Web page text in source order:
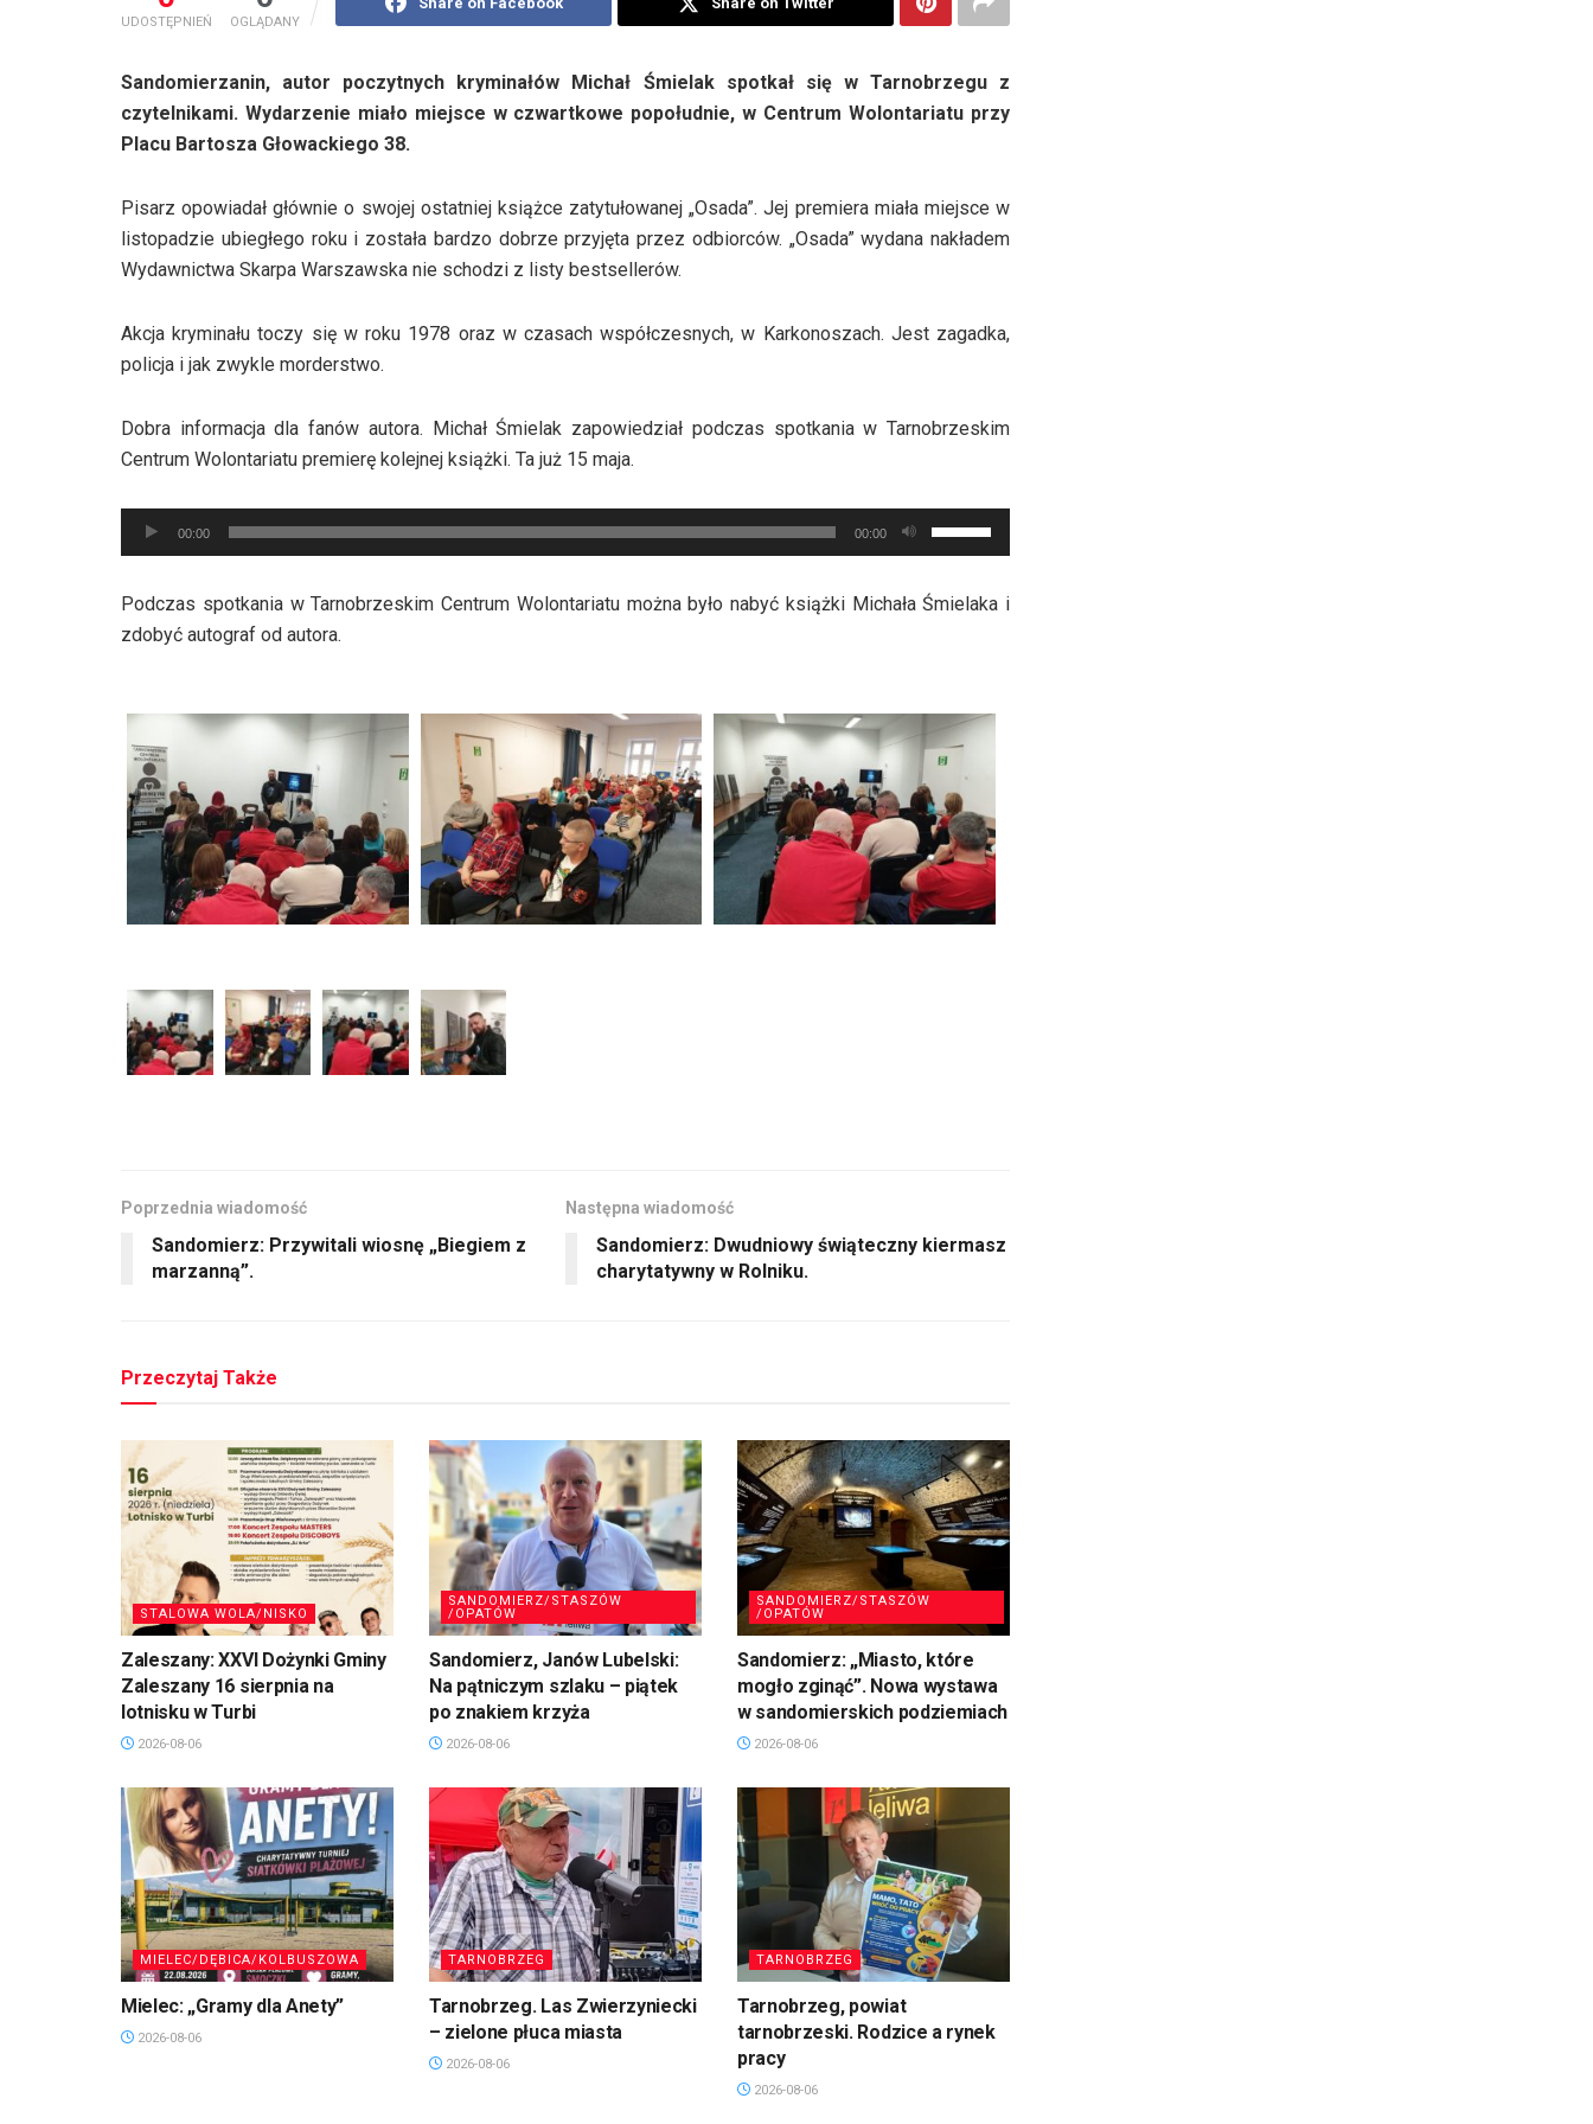
UDOSTĘPNIEŃ OGLĄDANY
Sandomierzanin, autor poczytnych kryminałów Michał Śmielak spotkał się w Tarnobrzegu z
czytelnikami. Wydarzenie miało miejsce w czwartkowe popołudnie, w Centrum Wolontariatu przy
Placu Bartosza Głowackiego 38.
Pisarz opowiadał głównie o swojej ostatniej książce zatytułowanej „Osada”. Jej premiera miała miejsce w
listopadzie ubiegłego roku i została bardzo dobrze przyjęta przez odbiorców. „Osada” wydana nakładem
Wydawnictwa Skarpa Warszawska nie schodzi z listy bestsellerów.
Akcja kryminału toczy się w roku 1978 oraz w czasach współczesnych, w Karkonoszach. Jest zagadka,
policja i jak zwykle morderstwo.
Dobra informacja dla fanów autora. Michał Śmielak zapowiedział podczas spotkania w Tarnobrzeskim
Centrum Wolontariatu premierę kolejnej książki. Ta już 15 maja.
Odtwarzacz
plików
00:00 00:00
strzałek
góry
aby
zwiększyć
lub
zmniejszyć
głośność.
Podczas spotkania w Tarnobrzeskim Centrum Wolontariatu można było nabyć książki Michała Śmielaka i
zdobyć autograf od autora.
Poprzednia wiadomość
Sandomierz: Przywitali wiosnę „Biegiem z
marzanną”.
Następna wiadomość
Sandomierz: Dwudniowy świąteczny kiermasz
charytatywny w Rolniku.
Przeczytaj Także
STALOWA WOLA/NISKO
Zaleszany: XXVI Dożynki Gminy
Zaleszany 16 sierpnia na
lotnisku w Turbi
2026-08-06
SANDOMIERZ/STASZÓW
/OPATÓW
Sandomierz, Janów Lubelski:
Na pątniczym szlaku – piątek
po znakiem krzyża
2026-08-06
SANDOMIERZ/STASZÓW
/OPATÓW
Sandomierz: „Miasto, które
mogło zginąć”. Nowa wystawa
w sandomierskich podziemiach
2026-08-06
MIELEC/DĘBICA/KOLBUSZOWA
Mielec: „Gramy dla Anety”
2026-08-06
TARNOBRZEG
Tarnobrzeg. Las Zwierzyniecki
– zielone płuca miasta
2026-08-06
TARNOBRZEG
Tarnobrzeg, powiat
tarnobrzeski. Rodzice a rynek
pracy
2026-08-06